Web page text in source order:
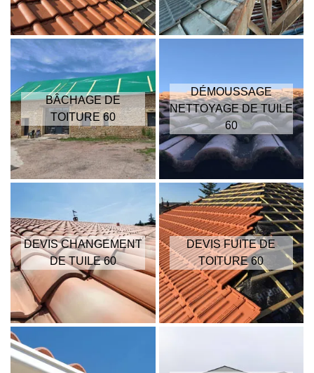
BÂCHAGE DE
TOITURE 60
DÉMOUSSAGE
NETTOYAGE DE TUILE
60
DEVIS CHANGEMENT
DE TUILE 60
DEVIS FUITE DE
TOITURE 60